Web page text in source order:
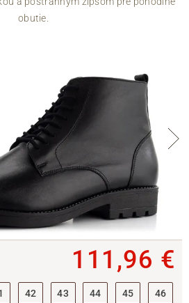
obutie.
111,96 €
42 43 44 45 46